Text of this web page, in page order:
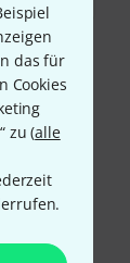
das für
Cookies
zu (alle